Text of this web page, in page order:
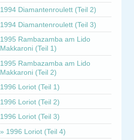
1994 Diamantenroulett (Teil 2)
1994 Diamantenroulett (Teil 3)
1995 Rambazamba am Lido
Makkaroni (Teil 1)
1995 Rambazamba am Lido
Makkaroni (Teil 2)
1996 Loriot (Teil 1)
1996 Loriot (Teil 2)
1996 Loriot (Teil 3)
1996 Loriot (Teil 4)